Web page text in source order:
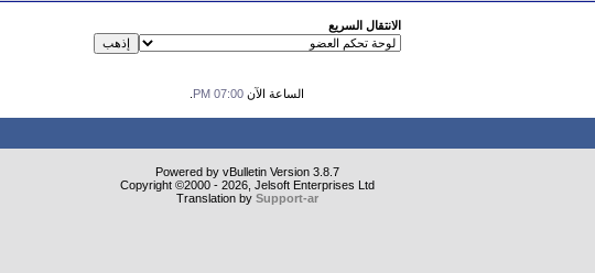
الانتقال السريع
الساعة الآن 07:00 PM
Powered by vBulletin Version 3.8.7
Copyright ©2000 - 2026, Jelsoft Enterprises Ltd
Translation by Support-ar